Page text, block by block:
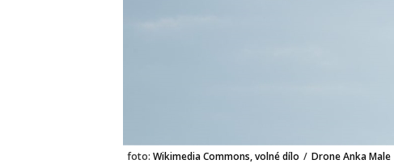
foto: Wikimedia Commons, volné dílo / Drone Anka Male